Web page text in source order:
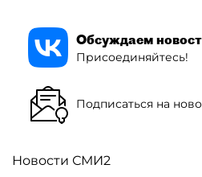
Обсуждаем
Присоединяйтесь!
Подписаться на
Новости СМИ2